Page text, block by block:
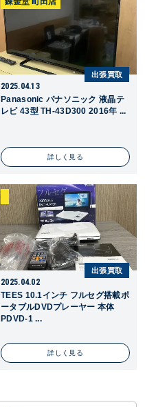
出張買取
2025.04.13
Panasonic パナソニック 液晶テ
レビ 43型 TH-43D300 2016年 ...
詳しく見る
出張買取
2025.04.02
TEES 10.1インチ フルセグ搭載ポ
ータブルDVDプレーヤー 本体
PDVD-1 ...
詳しく見る